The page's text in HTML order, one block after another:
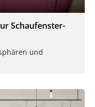
Schaufenster-
und